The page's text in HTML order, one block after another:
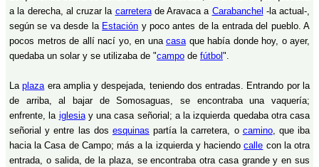
a la derecha, al cruzar la carreterade Aravaca a Carabanchel -la actual-,
según se va desde la Estación y poco antes de la entrada del pueblo. A
pocos metros de allí nací yo, en una casaque había donde hoy, o ayer,
quedaba un solar y se utilizaba de "campo de fútbol ".
Laplazaera amplia y despejada, teniendo dos entradas. Entrando por la
de arriba, al bajar de Somosaguas, se encontraba una vaquería;
enfrente, la iglesiay una casa señorial; a la izquierda quedaba otra casa
señorial y entre las dos esquinas partía la carretera, o camino, que iba
hacia la Casa de Campo; más a la izquierda y haciendocalle con la otra
entrada, o salida, de la plaza, se encontraba otra casa grande y en sus